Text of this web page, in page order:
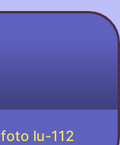
foto lu-112